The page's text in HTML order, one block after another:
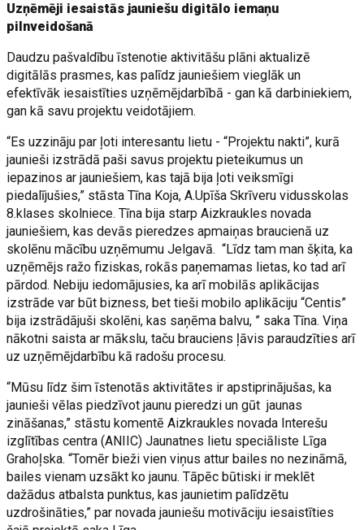
Uzņēmēji iesaistās jauniešu digitālo iemaņu
pilnveidošanā
Daudzu pašvaldību īstenotie aktivitāšu plāni aktualizē
digitālās prasmes, kas palīdz jauniešiem vieglāk un
efektīvāk iesaistīties uzņēmējdarbībā - gan kā darbiniekiem,
gan kā savu projektu veidotājiem.
“Es uzzināju par ļoti interesantu lietu - “Projektu nakti”, kurā
jaunieši izstrādā paši savus projektu pieteikumus un
iepazinos ar jauniešiem, kas tajā bija ļoti veiksmīgi
piedalījušies,” stāsta Tīna Koja, A.Upīša Skrīveru vidusskolas
8.klases skolniece. Tīna bija starp Aizkraukles novada
jauniešiem, kas devās pieredzes apmaiņas braucienā uz
skolēnu mācību uzņēmumu Jelgavā. “Līdz tam man šķita, ka
uzņēmējs ražo fiziskas, rokās paņemamas lietas, ko tad arī
pārdod. Nebiju iedomājusies, ka arī mobilās aplikācijas
izstrāde var būt bizness, bet tieši mobilo aplikāciju “Centis”
bija izstrādājuši skolēni, kas saņēma balvu, ” saka Tīna. Viņa
nākotni saista ar mākslu, taču brauciens ļāvis paraudzīties arī
uz uzņēmējdarbību kā radošu procesu.
“Mūsu līdz šim īstenotās aktivitātes ir apstiprinājušas, ka
jaunieši vēlas piedzīvot jaunu pieredzi un gūt jaunas
zināšanas,” stāstu komentē Aizkraukles novada Interešu
izglītības centra (ANIIC) Jaunatnes lietu speciāliste Līga
Grahoļska. “Tomēr bieži vien viņus attur bailes no nezināmā,
bailes vienam uzsākt ko jaunu. Tāpēc būtiski ir meklēt
dažādus atbalsta punktus, kas jaunietim palīdzētu
uzdrošināties,” par novada jauniešu motivāciju iesaistīties